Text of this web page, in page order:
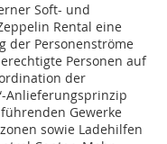
Soft- und
Rental eine
der Personenströme
Personen auf
der
Anlieferungsprinzip
Gewerke
sowie Ladehilfen